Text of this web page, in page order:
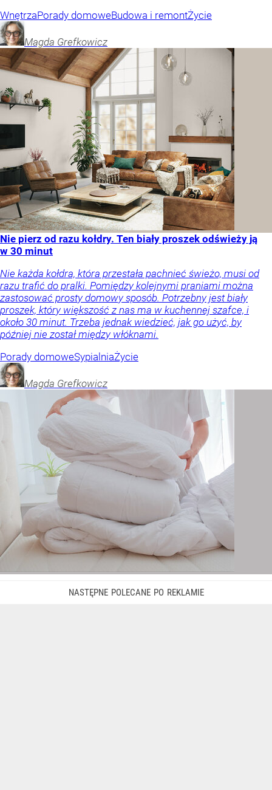
WnętrzaPorady domoweBudowa i remontŻycie
Magda Grefkowicz
Nie pierz od razu kołdry. Ten biały proszek odświeży ją
w 30 minut
Nie każda kołdra, która przestała pachnieć świeżo, musi od
razu trafić do pralki. Pomiędzy kolejnymi praniami można
zastosować prosty domowy sposób. Potrzebny jest biały
proszek, który większość z nas ma w kuchennej szafce, i
około 30 minut. Trzeba jednak wiedzieć, jak go użyć, by
później nie został między włóknami.
Porady domoweSypialniaŻycie
Magda Grefkowicz